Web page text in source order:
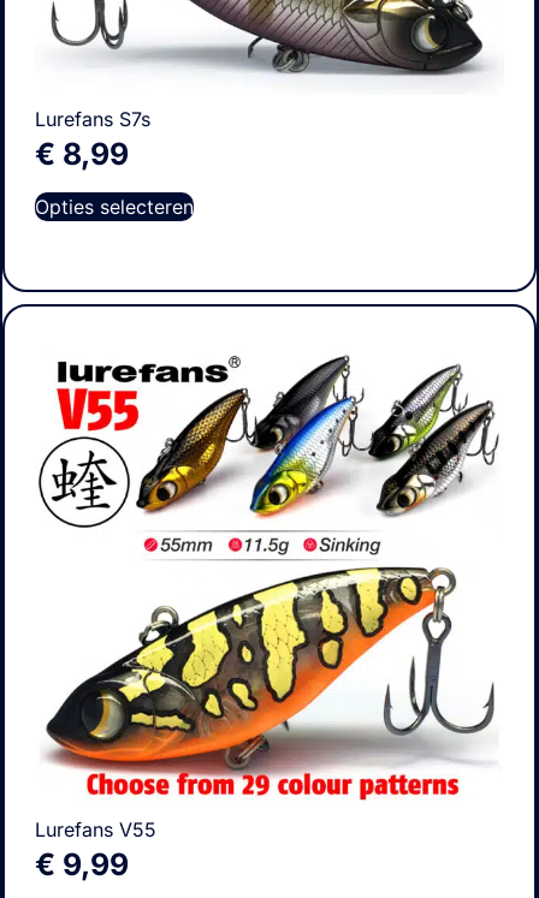
Lurefans S7s
€ 8,99
Opties selecteren
Lurefans V55
€ 9,99